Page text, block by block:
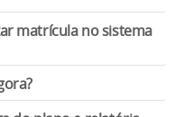
financeiro
participação em
de trabalho. Esses
diárias e/ou
em meados de
matrícula no sistema